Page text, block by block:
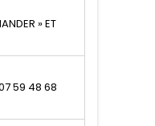
» ET
59 48 68